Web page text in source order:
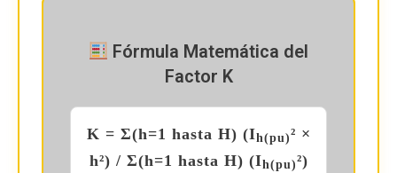
Fórmula Matemática del
Factor K
K = Σ(h=1 hasta H) (Ih(pu)² ×
h²) / Σ(h=1 hasta H) (Ih(pu)²)